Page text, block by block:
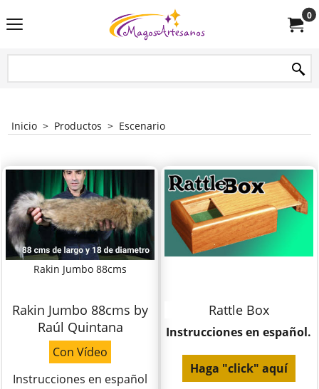
0
Inicio > Productos > Escenario
Rakin Jumbo 88cms
Rakin Jumbo 88cms by
Raúl Quintana
Con Vídeo
Instrucciones en español
Rattle Box
Instrucciones en español.
Haga "click" aquí